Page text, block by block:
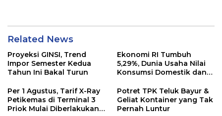
Related News
Proyeksi GINSI, Trend
Impor Semester Kedua
Tahun Ini Bakal Turun
Ekonomi RI Tumbuh
5,29%, Dunia Usaha Nilai
Konsumsi Domestik dan
di Tengah Tekanan
Geopolitik
Per 1 Agustus, Tarif X-Ray
Petikemas di Terminal 3
Priok Mulai Diberlakukan,
Potret TPK Teluk Bayur &
Geliat Kontainer yang Tak
Pernah Luntur